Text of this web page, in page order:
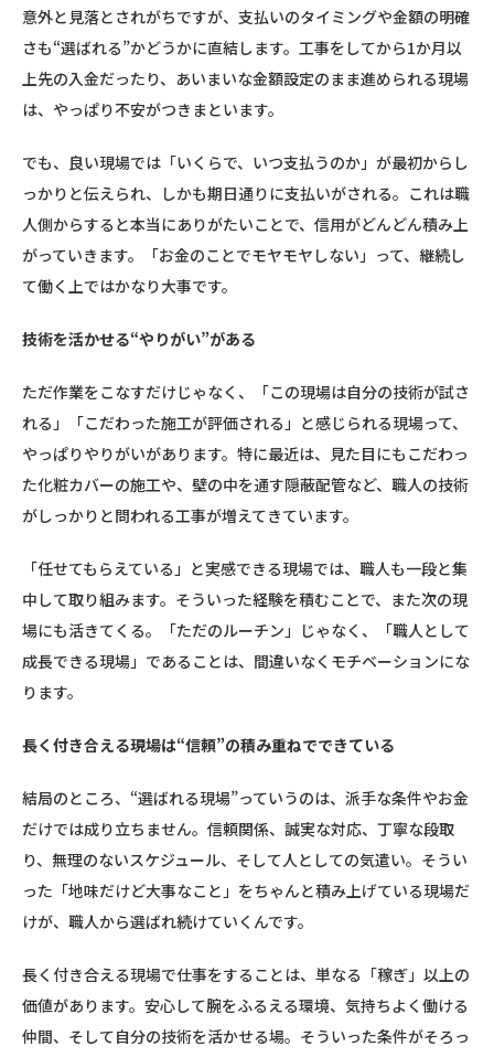
意外と見落とされがちですが、支払いのタイミングや金額の明確
さも“選ばれる”かどうかに直結します。工事をしてから1か月以
上先の入金だったり、あいまいな金額設定のまま進められる現場
は、やっぱり不安がつきまといます。
でも、良い現場では「いくらで、いつ支払うのか」が最初からし
っかりと伝えられ、しかも期日通りに支払いがされる。これは職
人側からすると本当にありがたいことで、信用がどんどん積み上
がっていきます。「お金のことでモヤモヤしない」って、継続し
て働く上ではかなり大事です。
技術を活かせる“やりがい”がある
ただ作業をこなすだけじゃなく、「この現場は自分の技術が試さ
れる」「こだわった施工が評価される」と感じられる現場って、
やっぱりやりがいがあります。特に最近は、見た目にもこだわっ
た化粧カバーの施工や、壁の中を通す隠蔽配管など、職人の技術
がしっかりと問われる工事が増えてきています。
「任せてもらえている」と実感できる現場では、職人も一段と集
中して取り組みます。そういった経験を積むことで、また次の現
場にも活きてくる。「ただのルーチン」じゃなく、「職人として
成長できる現場」であることは、間違いなくモチベーションにな
ります。
長く付き合える現場は“信頼”の積み重ねでできている
結局のところ、“選ばれる現場”っていうのは、派手な条件やお金
だけでは成り立ちません。信頼関係、誠実な対応、丁寧な段取
り、無理のないスケジュール、そして人としての気遣い。そうい
った「地味だけど大事なこと」をちゃんと積み上げている現場だ
けが、職人から選ばれ続けていくんです。
長く付き合える現場で仕事をすることは、単なる「稼ぎ」以上の
価値があります。安心して腕をふるえる環境、気持ちよく働ける
仲間、そして自分の技術を活かせる場。そういった条件がそろっ